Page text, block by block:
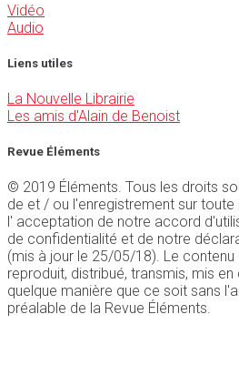
Vidéo
Audio
Liens utiles
La Nouvelle Librairie
Les amis d'Alain de Benoist
Revue Éléments
© 2019 Éléments. Tous les droits
de et / ou l'enregistrement sur
l' acceptation de notre accord
de confidentialité et de notre
(mis à jour le 25/05/18). Le
reproduit, distribué, transmis, mis
quelque manière que ce soit sans
préalable de la Revue Éléments.